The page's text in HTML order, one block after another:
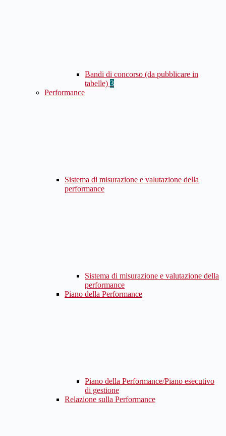
Bandi di concorso (da pubblicare in
tabelle) 3
Performance
Sistema di misurazione e valutazione della
performance
Sistema di misurazione e valutazione della
performance
Piano della Performance
Piano della Performance/Piano esecutivo
di gestione
Relazione sulla Performance